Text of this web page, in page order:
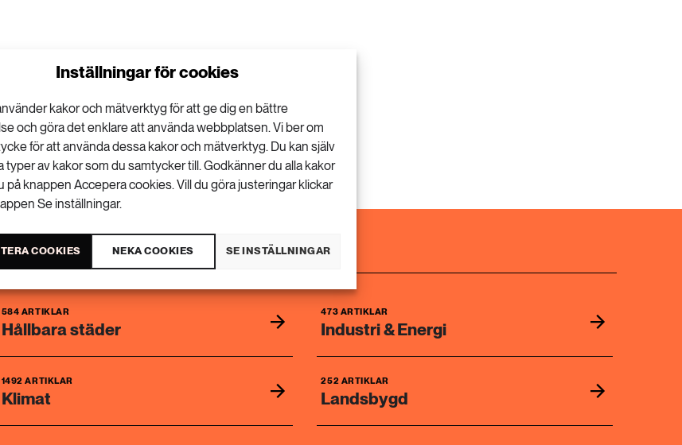
Inställningar för cookies
kakor och mätverktyg för att ge dig en bättre
och göra det enklare att använda webbplatsen. Vi ber om
för att använda dessa kakor och mätverktyg. Du kan själv
typer av kakor som du samtycker till. Godkänner du alla kakor
på knappen Accepera cookies. Vill du göra justeringar klickar
Se inställningar.
COOKIES NEKA COOKIES SE INSTÄLLNINGAR
för cookies genom att
584 ARTIKLAR
Hållbara städer
473 ARTIKLAR
Industri & Energi
1492 ARTIKLAR
Klimat
252 ARTIKLAR
Landsbygd